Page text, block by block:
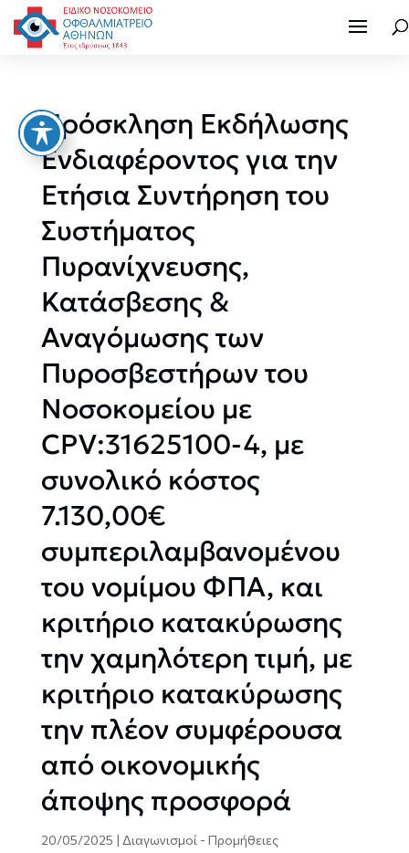
Πρόσκληση Εκδήλωσης
Ενδιαφέροντος για την
Ετήσια Συντήρηση του
Συστήματος
Πυρανίχνευσης,
Κατάσβεσης &
Αναγόμωσης των
Πυροσβεστήρων του
Νοσοκομείου με
CPV:31625100-4, με
συνολικό κόστος
7.130,00€
συμπεριλαμβανομένου
του νομίμου ΦΠΑ, και
κριτήριο κατακύρωσης
την χαμηλότερη τιμή, με
κριτήριο κατακύρωσης
την πλέον συμφέρουσα
από οικονομικής
άποψης προσφορά
20/05/2025 | Διαγωνισμοί - Προμήθειες